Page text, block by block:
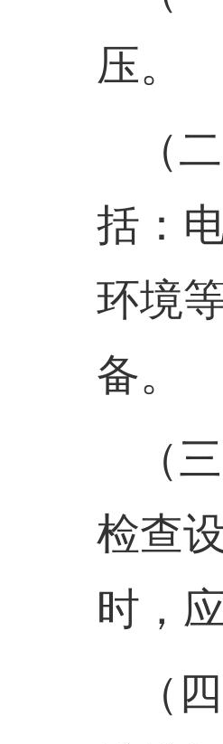
压。
（
括：
环境
备。
（
检查
时，
（